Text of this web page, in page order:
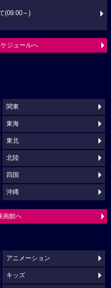
(09:00～)
ジュールへ
関東
東海
東北
北陸
四国
沖縄
画館へ
アニメーション
キッズ